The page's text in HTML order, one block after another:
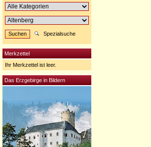
Spezialsuche
Merkzettel
Ihr Merkzettel ist leer.
Das Erzgebirge in Bildern